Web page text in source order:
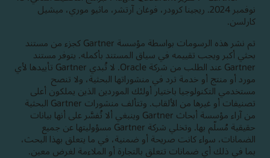
نوفمبر 2024. ريجينا كرودر، فوغان آرتشر، ماثيو موري، ميشيل
كارلسن.
تم نشر هذه الرسومات بواسطة مؤسسة Gartner كجزء من مستند
بحثي أكبر ويجب تقييمه في سياق المستند بأكمله.‬ يتوفر مستند
Gartner عند الطلب من شركة Oracle. ‏‫لا تُبدي Gartner تأييدها لأي
مورد أو منتج أو خدمة ترد في منشوراتها البحثية، ولا تنصح
مستخدمي التكنولوجيا باختيار أولئك الموردين الذين يملكون أعلى
تصنيفات أو غيرها من الألقاب.‬ وتتألف منشورات Gartner البحثية
من آراء مؤسسة أبحاث Gartner وينبغي ألا تُفسَّر على أنها بيانات
حقيقية مُسلّم بها. وتخلي شركة Gartner مسؤوليتها عن جميع
الضمانات، سواء كانت صريحة أو ضمنية، في ما يتعلق بهذا البحث،
بما في ذلك أي ضمانات تتعلق بالتجارة أو الملاءمة لغرض معين.